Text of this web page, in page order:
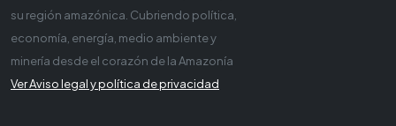
su región amazónica. Cubriendo política,
economía, energía, medio ambiente y
minería desde el corazón de la Amazonía
Ver Aviso legal y política de privacidad